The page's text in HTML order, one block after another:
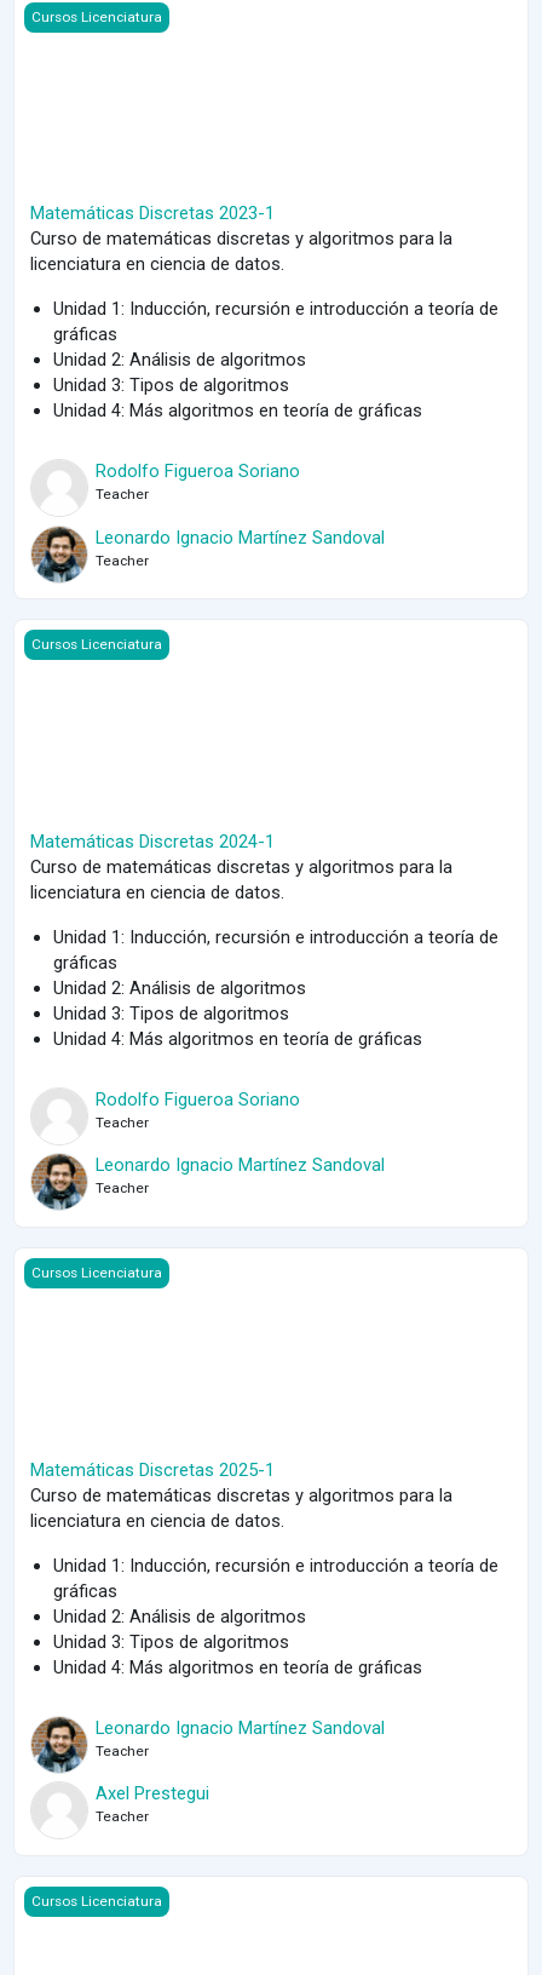
Course image Matemáticas Discretas 2023-1
Cursos Licenciatura
Matemáticas Discretas 2023-1
Curso de matemáticas discretas y algoritmos para la
licenciatura en ciencia de datos.
Unidad 1: Inducción, recursión e introducción a teoría de
gráficas
Unidad 2: Análisis de algoritmos
Unidad 3: Tipos de algoritmos
Unidad 4: Más algoritmos en teoría de gráficas
Rodolfo Figueroa Soriano
Teacher
Leonardo Ignacio Martínez Sandoval
Teacher
Course image Matemáticas Discretas 2024-1
Cursos Licenciatura
Matemáticas Discretas 2024-1
Curso de matemáticas discretas y algoritmos para la
licenciatura en ciencia de datos.
Unidad 1: Inducción, recursión e introducción a teoría de
gráficas
Unidad 2: Análisis de algoritmos
Unidad 3: Tipos de algoritmos
Unidad 4: Más algoritmos en teoría de gráficas
Rodolfo Figueroa Soriano
Teacher
Leonardo Ignacio Martínez Sandoval
Teacher
Course image Matemáticas Discretas 2025-1
Cursos Licenciatura
Matemáticas Discretas 2025-1
Curso de matemáticas discretas y algoritmos para la
licenciatura en ciencia de datos.
Unidad 1: Inducción, recursión e introducción a teoría de
gráficas
Unidad 2: Análisis de algoritmos
Unidad 3: Tipos de algoritmos
Unidad 4: Más algoritmos en teoría de gráficas
Leonardo Ignacio Martínez Sandoval
Teacher
Axel Prestegui
Teacher
Course image Matemáticas Discretas y Algoritmos 2022-1
Cursos Licenciatura